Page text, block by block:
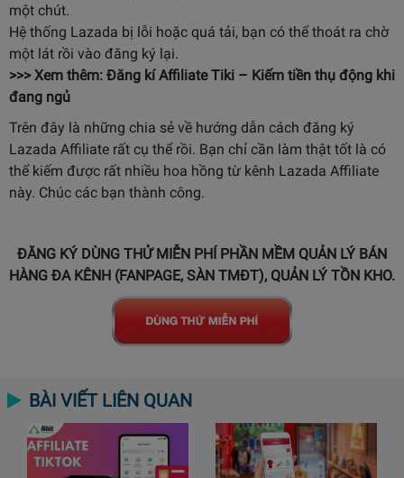
một chút.
Hệ thống Lazada bị lỗi hoặc quá tải, bạn có thể thoát ra chờ
một lát rồi vào đăng ký lại.
>>> Xem thêm: Đăng kí Affiliate Tiki – Kiếm tiền thụ động khi
đang ngủ
Trên đây là những chia sẻ về hướng dẫn cách đăng ký
Lazada Affiliate rất cụ thể rồi. Bạn chỉ cần làm thật tốt là có
thể kiếm được rất nhiều hoa hồng từ kênh Lazada Affiliate
này. Chúc các bạn thành công.
ĐĂNG KÝ DÙNG THỬ MIỄN PHÍ PHẦN MỀM QUẢN LÝ BÁN
HÀNG ĐA KÊNH (FANPAGE, SÀN TMĐT), QUẢN LÝ TỒN KHO.
BÀI VIẾT LIÊN QUAN